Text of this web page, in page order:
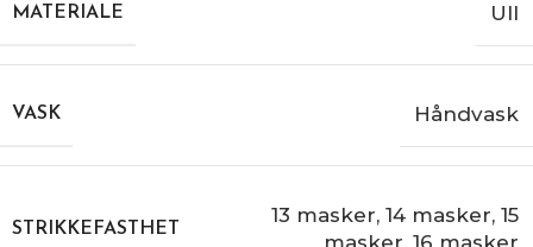
MATERIALE Ull
VASK Håndvask
STRIKKEFASTHET
13 masker, 14 masker, 15